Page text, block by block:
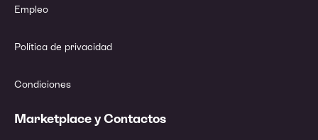
Empleo
Política de privacidad
Condiciones
Marketplace y Contactos